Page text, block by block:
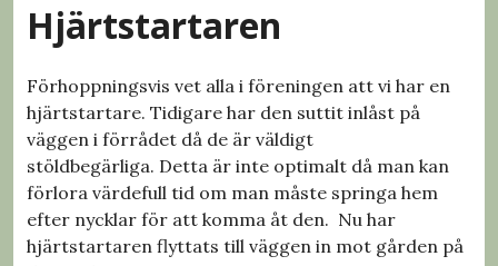
n
Hjärtstartaren
Förhoppningsvis vet alla i föreningen att vi har en
hjärtstartare. Tidigare har den suttit inlåst på
väggen i förrådet då de är väldigt
stöldbegärliga. Detta är inte optimalt då man kan
förlora värdefull tid om man måste springa hem
efter nycklar för att komma åt den. Nu har
hjärtstartaren flyttats till väggen in mot gården på